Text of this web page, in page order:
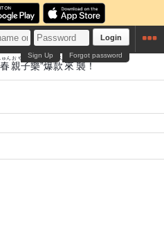
Login
Forgot password
Sign Up
ゅん
親子
おやこ
樂
らく
”爆
ばく
款
かん
來襲
らいしゅう
！